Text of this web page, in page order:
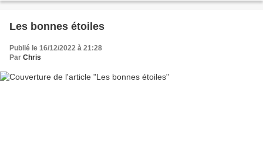
Les bonnes étoiles
Publié le 16/12/2022 à 21:28
Par Chris